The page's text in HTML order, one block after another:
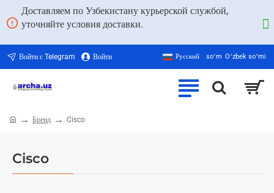
Доставляем по Узбекистану курьерской службой,
уточняйте условия доставки.
Войти с Telegram Войти Русский soʻm Oʻzbek soʻmi
Cisco
Бренд Cisco